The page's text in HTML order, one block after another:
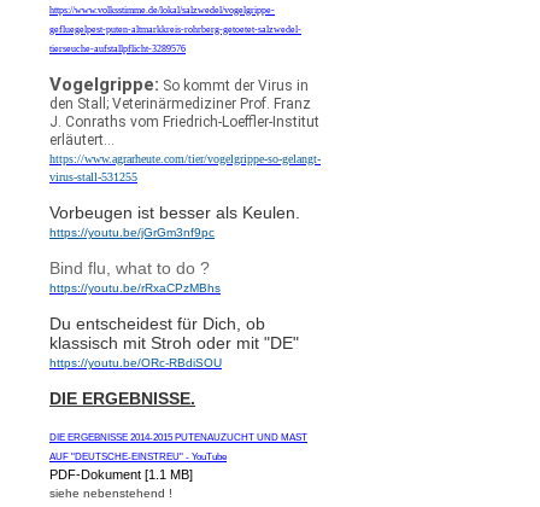
https://www.volksstimme.de/lokal/salzwedel/vogelgrippe-
gefluegelpest-puten-altmarkkreis-rohrberg-getoetet-salzwedel-
tierseuche-aufstallpflicht-3289576
Vogelgrippe: So kommt der Virus in
den Stall; Veterinärmediziner Prof. Franz
J. Conraths vom Friedrich-Loeffler-Institut
erläutert...
https://www.agrarheute.com/tier/vogelgrippe-so-gelangt-
virus-stall-531255
Vorbeugen ist besser als Keulen.
https://youtu.be/jGrGm3nf9pc
Bind flu, what to do ?
https://youtu.be/rRxaCPzMBhs
Du entscheidest für Dich, ob
klassisch mit Stroh oder mit "DE"
https://youtu.be/ORc-RBdiSOU
DIE ERGEBNISSE.
DIE ERGEBNISSE 2014-2015 PUTENAUZUCHT UND MAST
AUF "DEUTSCHE-EINSTREU" - YouTube
PDF-Dokument [1.1 MB]
siehe nebenstehend !